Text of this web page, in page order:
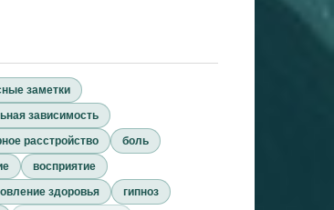
заметки
зависимость
расстройство
боль
восприятие
здоровья
гипноз